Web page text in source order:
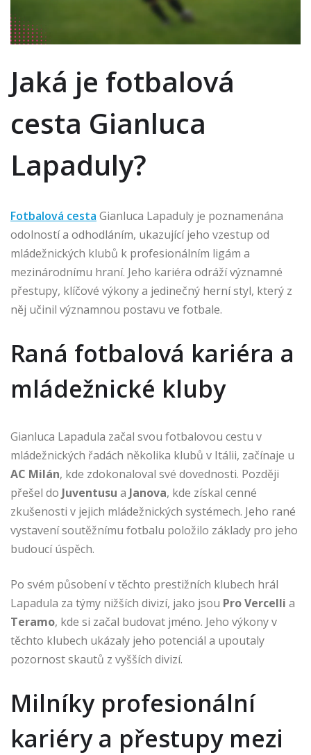
Jaká je fotbalová
cesta Gianluca
Lapaduly?
Fotbalová cesta Gianluca Lapaduly je poznamenána
odolností a odhodláním, ukazující jeho vzestup od
mládežnických klubů k profesionálním ligám a
mezinárodnímu hraní. Jeho kariéra odráží významné
přestupy, klíčové výkony a jedinečný herní styl, který z
něj učinil významnou postavu ve fotbale.
Raná fotbalová kariéra a
mládežnické kluby
Gianluca Lapadula začal svou fotbalovou cestu v
mládežnických řadách několika klubů v Itálii, začínaje u
AC Milán, kde zdokonaloval své dovednosti. Později
přešel do Juventusu a Janova, kde získal cenné
zkušenosti v jejich mládežnických systémech. Jeho rané
vystavení soutěžnímu fotbalu položilo základy pro jeho
budoucí úspěch.
Po svém působení v těchto prestižních klubech hrál
Lapadula za týmy nižších divizí, jako jsou Pro Vercelli a
Teramo, kde si začal budovat jméno. Jeho výkony v
těchto klubech ukázaly jeho potenciál a upoutaly
pozornost skautů z vyšších divizí.
Milníky profesionální
kariéry a přestupy mezi